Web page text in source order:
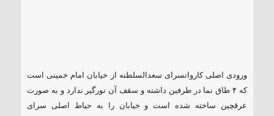
ورودی اصلی کاروانسرای سعدالسلطنه از خیابان امام خمینی است
که ۴ طاق نما در طرفین داشته و سقف آن نورگیر ندارد و به صورت
عرقچین ساخته شده است و خیابان را به حیاط اصلی سرای